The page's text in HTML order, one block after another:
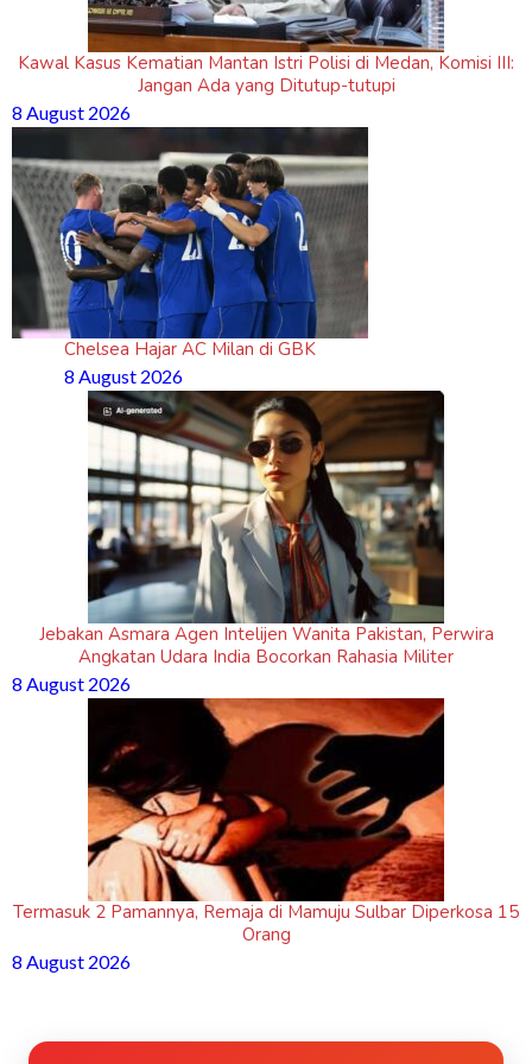
Kawal Kasus Kematian Mantan Istri Polisi di Medan, Komisi III:
Jangan Ada yang Ditutup-tutupi
8 August 2026
Chelsea Hajar AC Milan di GBK
8 August 2026
Jebakan Asmara Agen Intelijen Wanita Pakistan, Perwira
Angkatan Udara India Bocorkan Rahasia Militer
8 August 2026
Termasuk 2 Pamannya, Remaja di Mamuju Sulbar Diperkosa 15
Orang
8 August 2026